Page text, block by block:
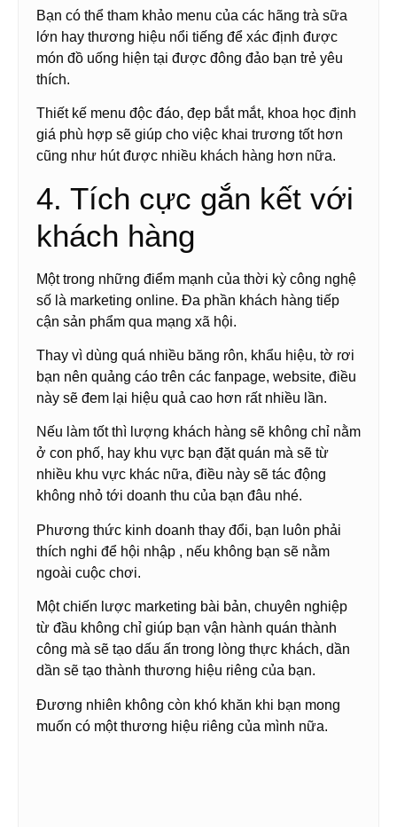
Bạn có thể tham khảo menu của các hãng trà sữa
lớn hay thương hiệu nổi tiếng để xác định được
món đồ uống hiện tại được đông đảo bạn trẻ yêu
thích.
Thiết kế menu độc đáo, đẹp bắt mắt, khoa học định
giá phù hợp sẽ giúp cho việc khai trương tốt hơn
cũng như hút được nhiều khách hàng hơn nữa.
4. Tích cực gắn kết với
khách hàng
Một trong những điểm mạnh của thời kỳ công nghệ
số là marketing online. Đa phần khách hàng tiếp
cận sản phẩm qua mạng xã hội.
Thay vì dùng quá nhiều băng rôn, khẩu hiệu, tờ rơi
bạn nên quảng cáo trên các fanpage, website, điều
này sẽ đem lại hiệu quả cao hơn rất nhiều lần.
Nếu làm tốt thì lượng khách hàng sẽ không chỉ nằm
ở con phố, hay khu vực bạn đặt quán mà sẽ từ
nhiều khu vực khác nữa, điều này sẽ tác động
không nhỏ tới doanh thu của bạn đâu nhé.
Phương thức kinh doanh thay đổi, bạn luôn phải
thích nghi để hội nhập , nếu không bạn sẽ nằm
ngoài cuộc chơi.
Một chiến lược marketing bài bản, chuyên nghiệp
từ đầu không chỉ giúp bạn vận hành quán thành
công mà sẽ tạo dấu ấn trong lòng thực khách, dần
dần sẽ tạo thành thương hiệu riêng của bạn.
Đương nhiên không còn khó khăn khi bạn mong
muốn có một thương hiệu riêng của mình nữa.